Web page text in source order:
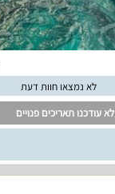
לא נמצאו חוות דעת
לא עודכנו תאריכים פנויים